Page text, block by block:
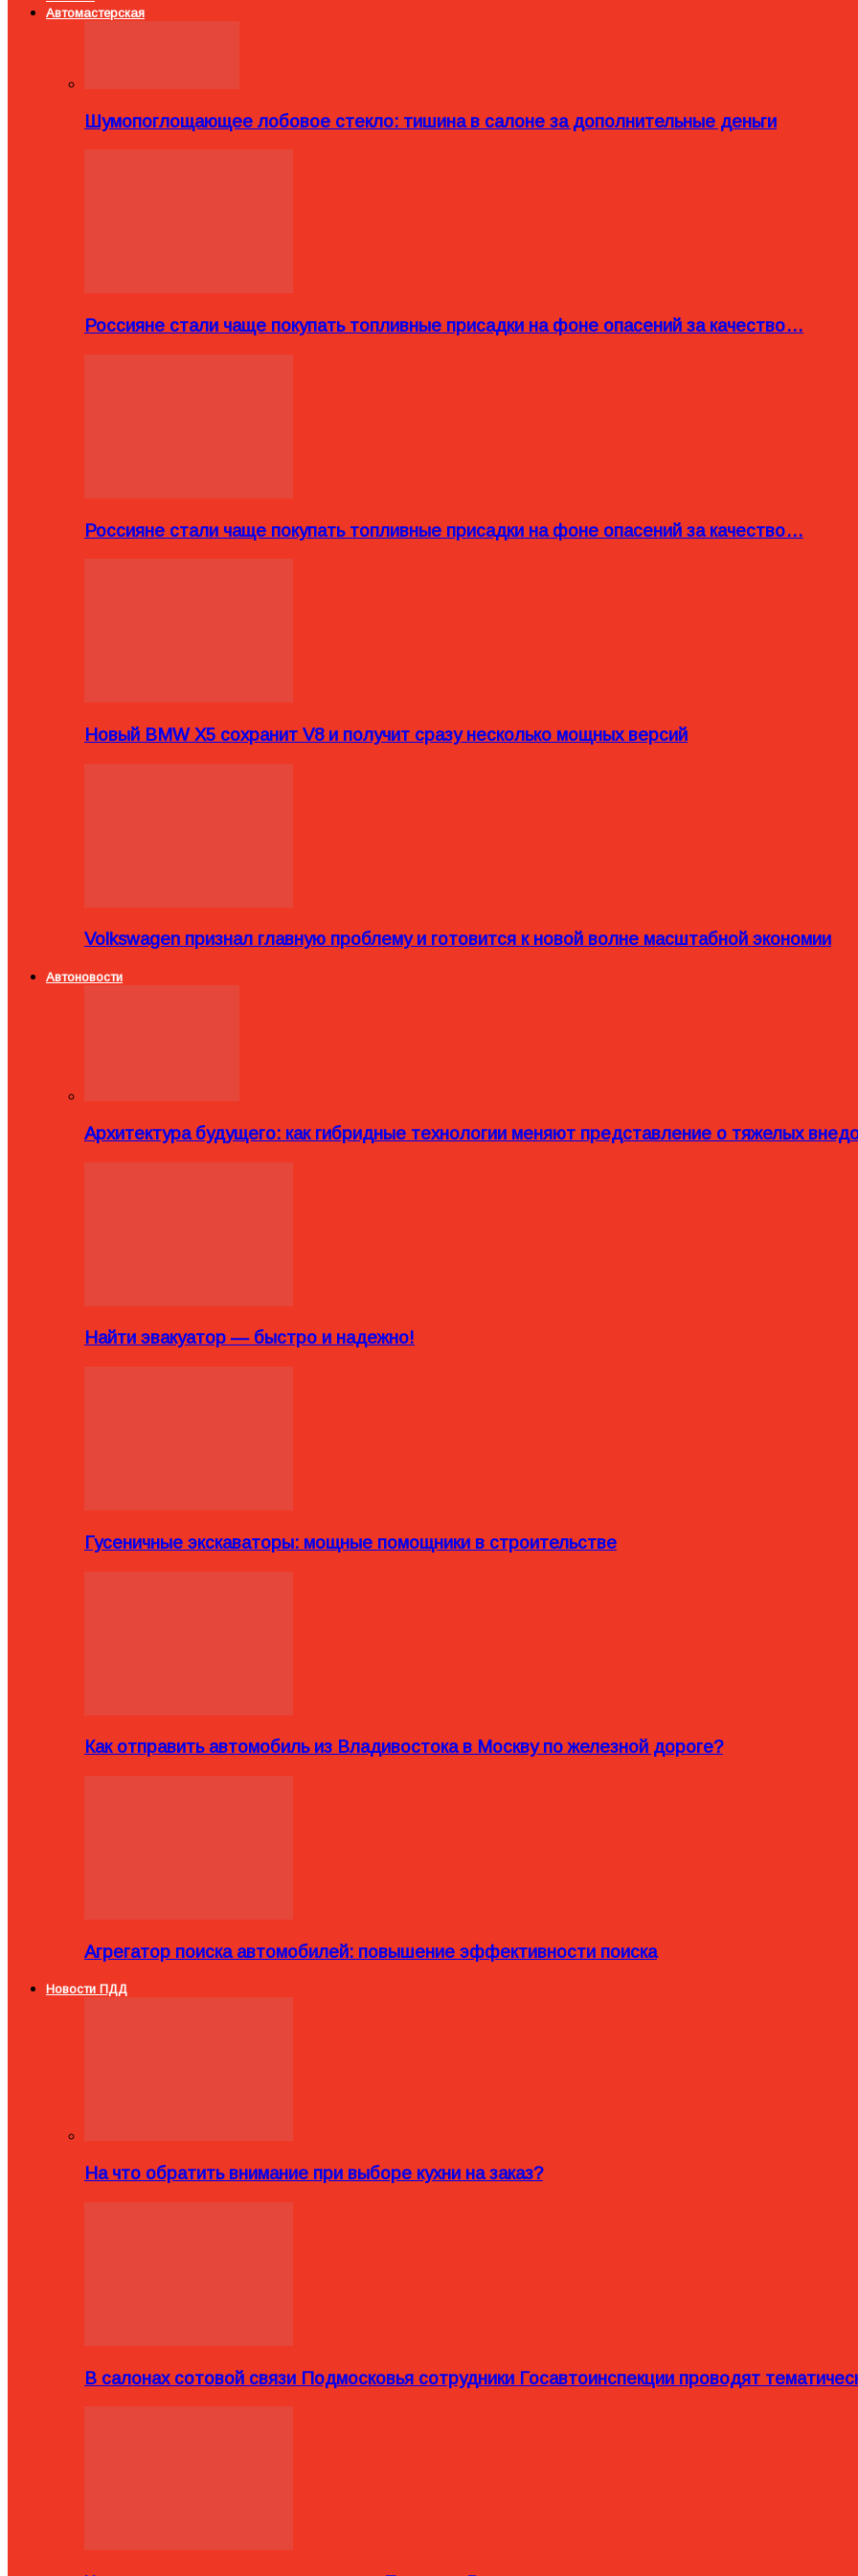
Автомастерская
Шумопоглощающее лобовое стекло: тишина в салоне за дополнительные деньги
Россияне стали чаще покупать топливные присадки на фоне опасений за качество…
Россияне стали чаще покупать топливные присадки на фоне опасений за качество…
Новый BMW X5 сохранит V8 и получит сразу несколько мощных версий
Volkswagen признал главную проблему и готовится к новой волне масштабной экономии
Автоновости
Архитектура будущего: как гибридные технологии меняют представление о тяжелых
Найти эвакуатор — быстро и надежно!
Гусеничные экскаваторы: мощные помощники в строительстве
Как отправить автомобиль из Владивостока в Москву по железной дороге?
Агрегатор поиска автомобилей: повышение эффективности поиска
Новости ПДД
На что обратить внимание при выборе кухни на заказ?
В салонах сотовой связи Подмосковья сотрудники Госавтоинспекции проводят